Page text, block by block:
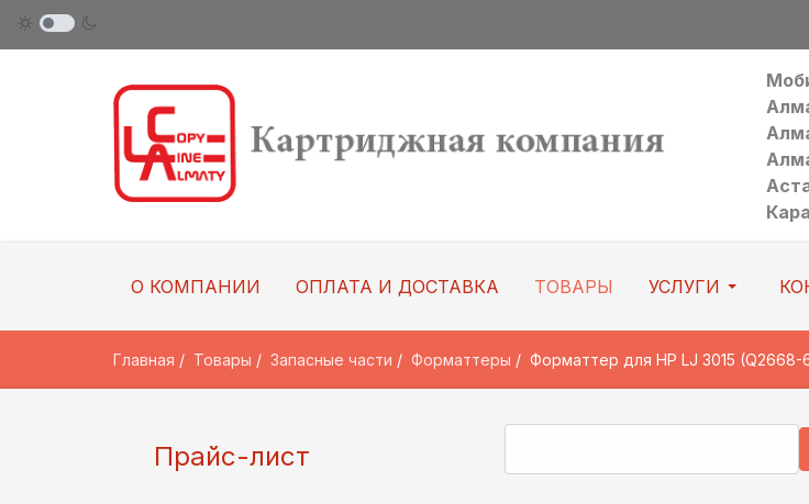
О КОМПАНИИ ОПЛАТА И ДОСТАВКА ТОВАРЫ УСЛУГИ
Главная Товары Запасные части Форматтеры Форматтер для HP LJ 3015 (Q2668-
Прайс-лист